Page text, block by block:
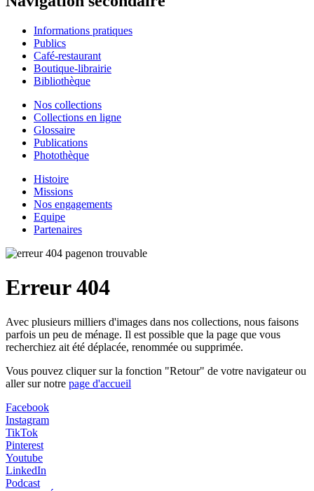
Informations pratiques
Publics
Café-restaurant
Boutique-librairie
Bibliothèque
Nos collections
Collections en ligne
Glossaire
Publications
Photothèque
Histoire
Missions
Nos engagements
Equipe
Partenaires
Erreur 404
Avec plusieurs milliers d'images dans nos collections, nous faisons
parfois un peu de ménage. Il est possible que la page que vous
recherchiez ait été déplacée, renommée ou supprimée.
Vous pouvez cliquer sur la fonction "Retour" de votre navigateur ou
aller sur notre page d'accueil
Facebook
Instagram
TikTok
Pinterest
Youtube
LinkedIn
Podcast